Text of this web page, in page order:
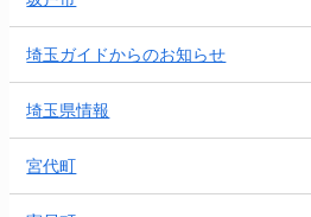
埼玉ガイドからのお知らせ
埼玉県情報
宮代町